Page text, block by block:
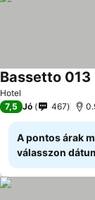
Hotel
Bassetto 013
7,5 Jó 467
A pontos árak
válasszon